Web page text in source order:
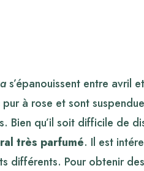
s’épanouissent entre avril
à rose et sont
Bien qu’il soit difficile de
très parfumé. Il est
différents. Pour obtenir